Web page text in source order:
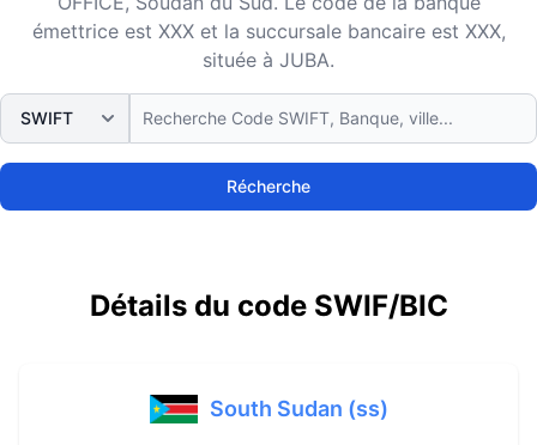
émettrice est XXX et la succursale bancaire est XXX,
située à JUBA.
Récherche
Détails du code SWIF/BIC
South Sudan (ss)